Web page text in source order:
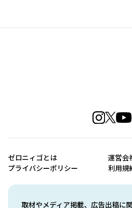
取材やメディア掲載、広告出稿に
ゼロニィゴとは
運営会
プライバシーポリシー
利用規